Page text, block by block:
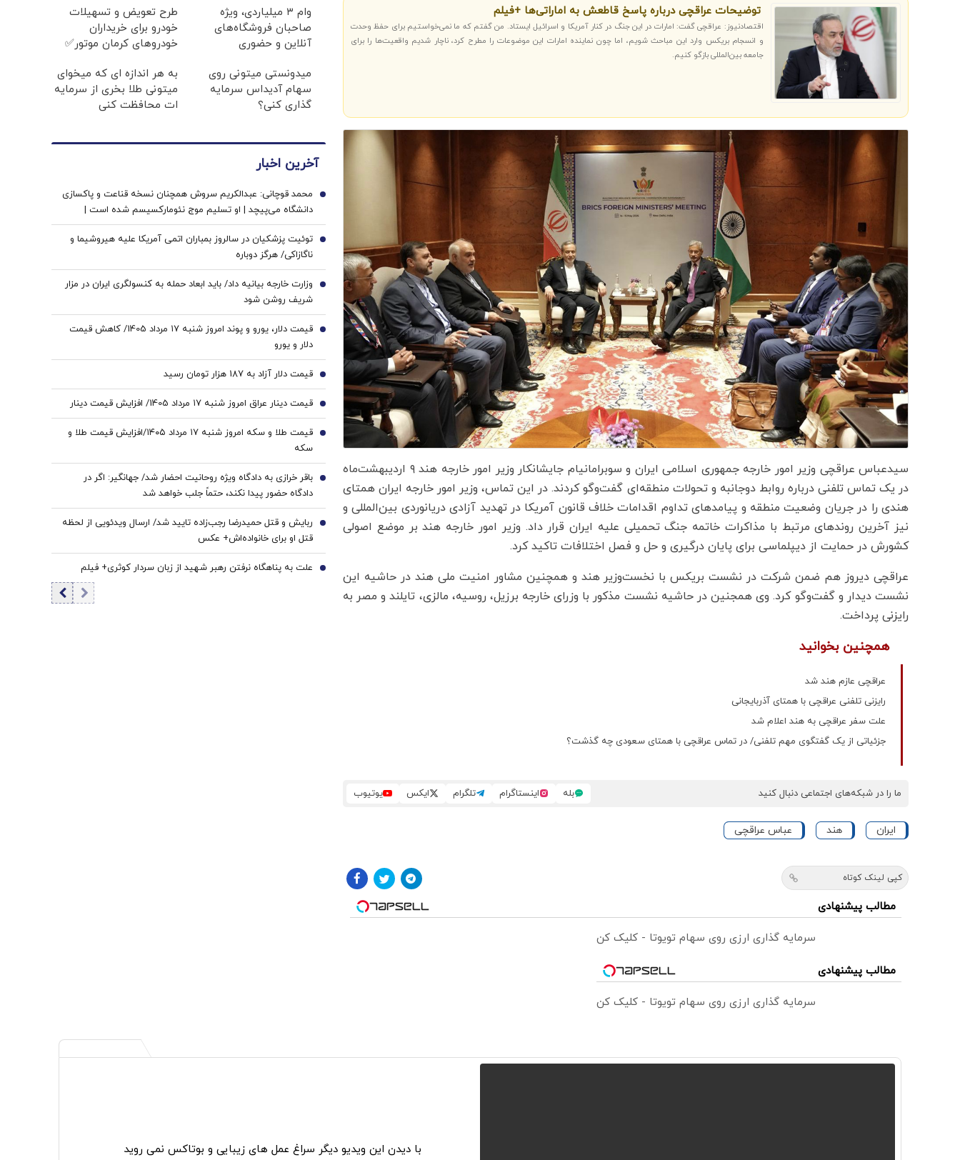
توضیحات عراقچی درباره پاسخ قاطعش به اماراتی‌ها +فیلم
اقتصادنیوز: عراقچی گفت: امارات در این جنگ در کنار آمریکا و اسرائیل ایستاد. من گفتم که ما نمی‌خواستیم برای حفظ وحدت
و انسجام بریکس وارد این مباحث شویم، اما چون نماینده امارات این موضوعات را مطرح کرد، ناچار شدیم واقعیت‌ها را برای
جامعه بین‌المللی بازگو کنیم.
سیدعباس عراقچی وزیر امور خارجه جمهوری اسلامی ایران و سوبرامانیام جایشانکار وزیر امور خارجه هند ۹ اردیبهشت‌ماه
در یک تماس تلفنی درباره روابط دوجانبه و تحولات منطقه‌ای گفت‌وگو کردند. در این تماس، وزیر امور خارجه ایران همتای
هندی را در جریان وضعیت منطقه و پیامدهای تداوم اقدامات خلاف قانون آمریکا در تهدید آزادی دریانوردی بین‌المللی و
نیز آخرین روندهای مرتبط با مذاکرات خاتمه جنگ تحمیلی علیه ایران قرار داد. وزیر امور خارجه هند بر موضع اصولی
کشورش در حمایت از دیپلماسی برای پایان درگیری و حل و فصل اختلافات تاکید کرد.
عراقچی دیروز هم ضمن شرکت در نشست بریکس با نخست‌وزیر هند و همچنین مشاور امنیت ملی هند در حاشیه این
نشست دیدار و گفت‌وگو کرد. وی همجنین در حاشیه نشست مذکور با وزرای خارجه برزیل، روسیه، مالزی، تایلند و مصر به
رایزنی پرداخت.
همچنین بخوانید
عراقچی عازم هند شد
رایزنی تلفنی عراقچی با همتای آذربایجانی
علت سفر عراقچی به هند اعلام شد
جزئیاتی از یک گفتگوی مهم تلفنی/ در تماس عراقچی با همتای سعودی چه گذشت؟
ما را در شبکه‌های اجتماعی دنبال کنید بله اینستاگرام تلگرام ایکس یوتیوب
ایران هند عباس عراقچی
کپی لینک کوتاه
مطالب پیشنهادی
سرمایه گذاری ارزی روی سهام تویوتا - کلیک کن
مطالب پیشنهادی
سرمایه گذاری ارزی روی سهام تویوتا - کلیک کن
وام ۳ میلیاردی، ویژه
صاحبان فروشگاه‌های
آنلاین و حضوری
طرح تعویض و تسهیلات
خودرو برای خریداران
خودروهای کرمان موتور✅
میدونستی میتونی روی
سهام آدیداس سرمایه
گذاری کنی؟
به هر اندازه ای که میخوای
میتونی طلا بخری از سرمایه
ات محافظت کنی
آخرین اخبار
محمد قوچانی: عبدالکریم سروش همچنان نسخه قناعت و پاکسازی
دانشگاه می‌پیچد | او تسلیم موج نئومارکسیسم شده است |
سروش به زبان چپ سخن می‌گوید و نظام بازار آزاد رقابتی را با
برچسب کاپیتالیسم توضیح می‌دهد
1
توئیت پزشکیان در سالروز بمباران اتمی آمریکا علیه هیروشیما و
ناگازاکی/ هرگز دوباره
2
وزارت خارجه بیانیه داد/ باید ابعاد حمله به کنسولگری ایران در مزار
شریف روشن شود
3
قیمت دلار، یورو و پوند امروز شنبه ۱۷ مرداد 1405/ کاهش قیمت
دلار و یورو
4
قیمت دلار آزاد به 187 هزار تومان رسید 5
قیمت دینار عراق امروز شنبه ۱۷ مرداد 1405/ افزایش قیمت دینار 6
قیمت طلا و سکه امروز شنبه ۱۷ مرداد ۱۴۰۵/افزایش قیمت طلا و
سکه
7
باقر خرازی به دادگاه ویژه روحانیت احضار شد/ جهانگیر: اگر در
دادگاه حضور پیدا نکند، حتماً جلب خواهد شد
8
ربایش و قتل حمیدرضا رجب‌زاده تایید شد/ ارسال ویدئویی از لحظه
قتل او برای خانواده‌اش+ عکس
9
علت به پناهگاه نرفتن رهبر شهید از زبان سردار کوثری+ فیلم 10
با دیدن این ویدیو دیگر سراغ عمل های زیبایی و بوتاکس نمی روید